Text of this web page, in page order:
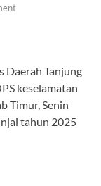
Daerah Tanjung
keselamatan
Timur, Senin
tahun 2025